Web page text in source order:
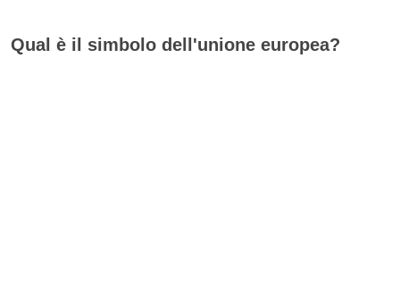
Qual è il simbolo dell'unione europea?